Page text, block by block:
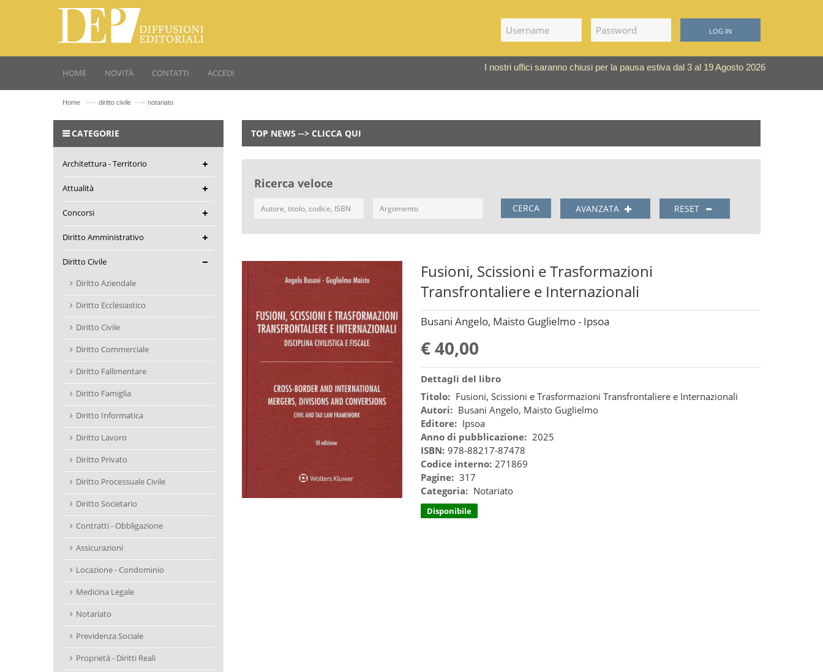
LOG IN
HOME NOVITÀ CONTATTI ACCEDI
I nostri uffici saranno chiusi per la pausa estiva dal 3 al 19 Agosto 2026
Home —› diritto civile —› notariato
TOP NEWS --> CLICCA QUI
Ricerca veloce
CERCA AVANZATA RESET
Fusioni, Scissioni e Trasformazioni
Transfrontaliere e Internazionali
Busani Angelo, Maisto Guglielmo - Ipsoa
€ 40,00
Dettagli del libro
Titolo: Fusioni, Scissioni e Trasformazioni Transfrontaliere e Internazionali
Autori: Busani Angelo, Maisto Guglielmo
Editore: Ipsoa
Anno di pubblicazione: 2025
ISBN: 978-88217-87478
Codice interno: 271869
Pagine: 317
Categoria: Notariato
Disponibile
CATEGORIE
Architettura - Territorio
Attualità
Concorsi
Diritto Amministrativo
Diritto Civile
Diritto Aziendale
Diritto Ecclesiastico
Diritto Civile
Diritto Commerciale
Diritto Fallimentare
Diritto Famiglia
Diritto Informatica
Diritto Lavoro
Diritto Privato
Diritto Processuale Civile
Diritto Societario
Contratti - Obbligazione
Assicurazioni
Locazione - Condominio
Medicina Legale
Notariato
Previdenza Sociale
Proprietà - Diritti Reali